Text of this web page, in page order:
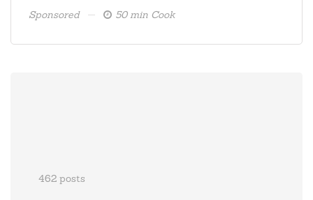
Sponsored 50 min Cook
462 posts